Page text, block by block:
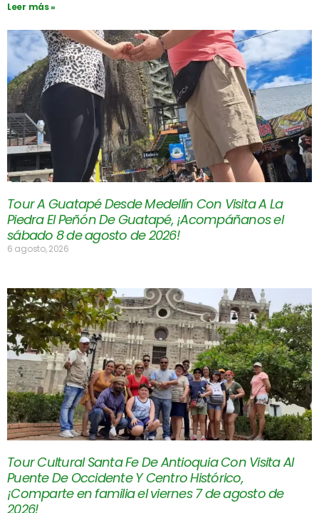
Leer más »
Tour A Guatapé Desde Medellín Con Visita A La
Piedra El Peñón De Guatapé, ¡Acompáñanos el
sábado 8 de agosto de 2026!
6 agosto, 2026
Tour Cultural Santa Fe De Antioquia Con Visita Al
Puente De Occidente Y Centro Histórico,
¡Comparte en familia el viernes 7 de agosto de
2026!